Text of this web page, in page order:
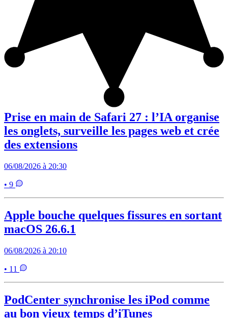
Prise en main de Safari 27 : l’IA organise
les onglets, surveille les pages web et crée
des extensions
06/08/2026 à 20:30
• 9
Apple bouche quelques fissures en sortant
macOS 26.6.1
06/08/2026 à 20:10
• 11
PodCenter synchronise les iPod comme
au bon vieux temps d’iTunes